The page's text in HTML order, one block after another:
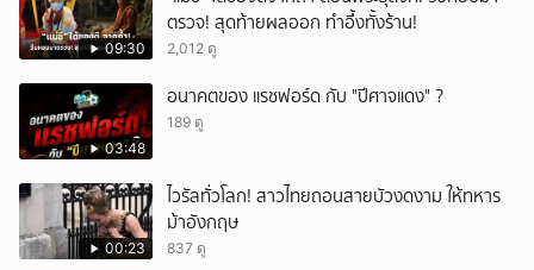
09:30
ตรวจ! สุดท้ายผลออก ทำอึ้งทั้งร้าน!
2,012 ดู
03:48
อนาคตของ แรชฟอร์ด กับ "ปีศาจแดง" ?
189 ดู
00:23
ไวรัลทั่วโลก! สาวไทยถอนสายบัวงดงาม ให้ทหาร
ม้าอังกฤษ
837 ดู